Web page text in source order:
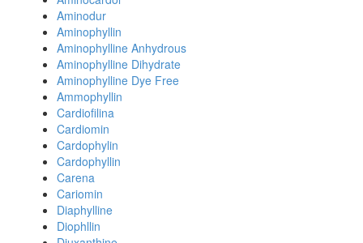
Aminodur
Aminophyllin
Aminophylline Anhydrous
Aminophylline Dihydrate
Aminophylline Dye Free
Ammophyllin
Cardiofilina
Cardiomin
Cardophylin
Cardophyllin
Carena
Cariomin
Diaphylline
Diophllin